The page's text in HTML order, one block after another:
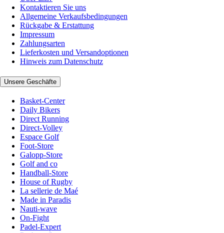
Kontaktieren Sie uns
Allgemeine Verkaufsbedingungen
Rückgabe & Erstattung
Impressum
Zahlungsarten
Lieferkosten und Versandoptionen
Hinweis zum Datenschutz
Unsere Geschäfte
Basket-Center
Daily Bikers
Direct Running
Direct-Volley
Espace Golf
Foot-Store
Galopp-Store
Golf and co
Handball-Store
House of Rugby
La sellerie de Maé
Made in Paradis
Nauti-wave
On-Fight
Padel-Expert